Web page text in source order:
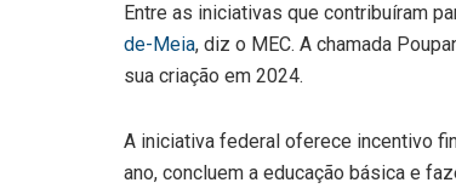
Entre as iniciativas que contribuíram
de-Meia, diz o MEC. A chamada
sua criação em 2024.
A iniciativa federal oferece incentivo
ano, concluem a educação básica e